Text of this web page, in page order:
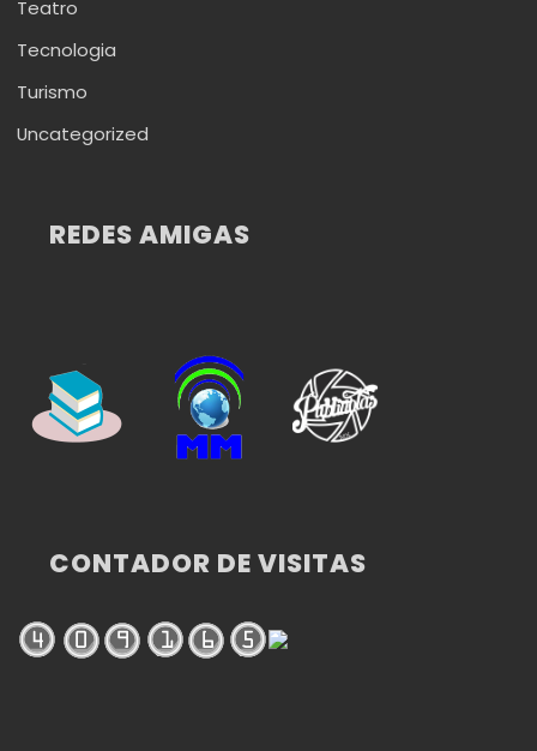
Teatro
Tecnologia
Turismo
Uncategorized
REDES AMIGAS
CONTADOR DE VISITAS